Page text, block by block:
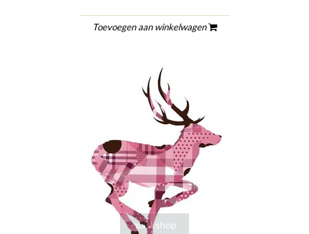
Toevoegen aan winkelwagen
quickshop